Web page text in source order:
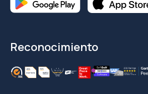
Reconocimiento